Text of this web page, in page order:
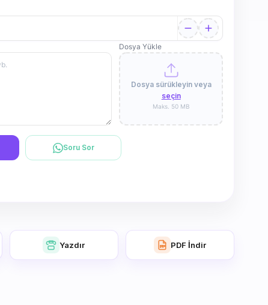
Dosya Yükle
Dosya sürükleyin veya
seçin
Maks. 50 MB
Soru Sor
Yazdır PDF İndir